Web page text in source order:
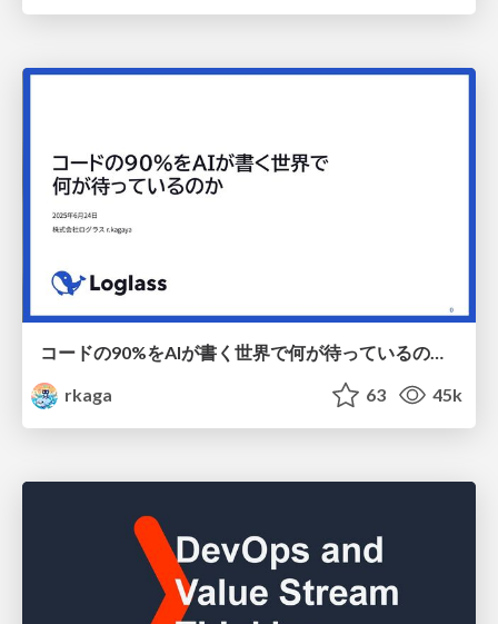
コードの90%をAIが書く世界で何が待っているのか / What awaits us in a world where 90% of the code is written by AI
rkaga
63 45k